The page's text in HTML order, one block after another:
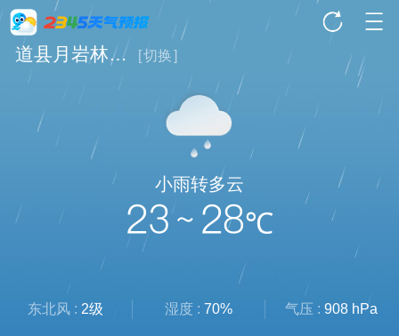
道县月岩林场天气 [切换]
小雨转多云
23 ~ 28℃
东北风 : 2级 湿度 : 70% 气压 : 908 hPa